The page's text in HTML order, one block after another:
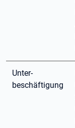
Unter-
beschäftigung